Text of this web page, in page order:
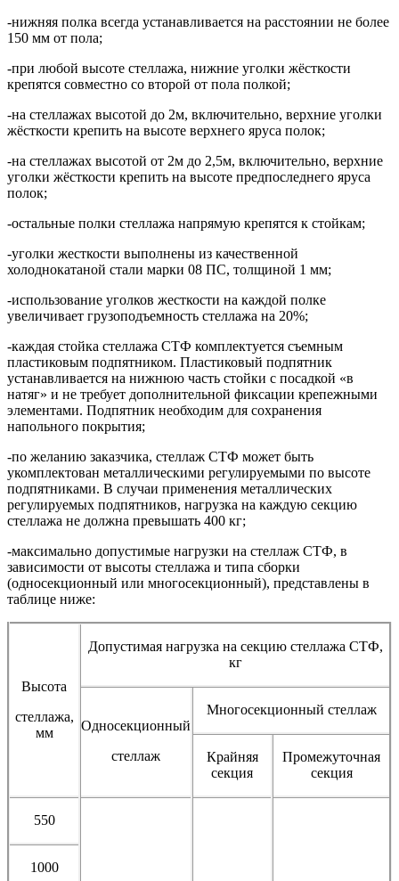
-нижняя полка всегда устанавливается на расстоянии не более
150 мм от пола;
-при любой высоте стеллажа, нижние уголки жёсткости
крепятся совместно со второй от пола полкой;
-на стеллажах высотой до 2м, включительно, верхние уголки
жёсткости крепить на высоте верхнего яруса полок;
-на стеллажах высотой от 2м до 2,5м, включительно, верхние
уголки жёсткости крепить на высоте предпоследнего яруса
полок;
-остальные полки стеллажа напрямую крепятся к стойкам;
-уголки жесткости выполнены из качественной
холоднокатаной стали марки 08 ПС, толщиной 1 мм;
-использование уголков жесткости на каждой полке
увеличивает грузоподъемность стеллажа на 20%;
-каждая стойка стеллажа СТФ комплектуется съемным
пластиковым подпятником. Пластиковый подпятник
устанавливается на нижнюю часть стойки с посадкой «в
натяг» и не требует дополнительной фиксации крепежными
элементами. Подпятник необходим для сохранения
напольного покрытия;
-по желанию заказчика, стеллаж СТФ может быть
укомплектован металлическими регулируемыми по высоте
подпятниками. В случаи применения металлических
регулируемых подпятников, нагрузка на каждую секцию
стеллажа не должна превышать 400 кг;
-максимально допустимые нагрузки на стеллаж СТФ, в
зависимости от высоты стеллажа и типа сборки
(односекционный или многосекционный), представлены в
таблице ниже:
Высота
стеллажа,
мм
Допустимая нагрузка на секцию стеллажа СТФ,
кг
Односекционный
стеллаж
Многосекционный стеллаж
Крайняя
секция
Промежуточная
секция
550
1000